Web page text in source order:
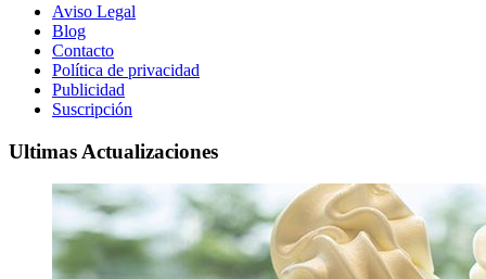
Aviso Legal
Blog
Contacto
Política de privacidad
Publicidad
Suscripción
Ultimas Actualizaciones